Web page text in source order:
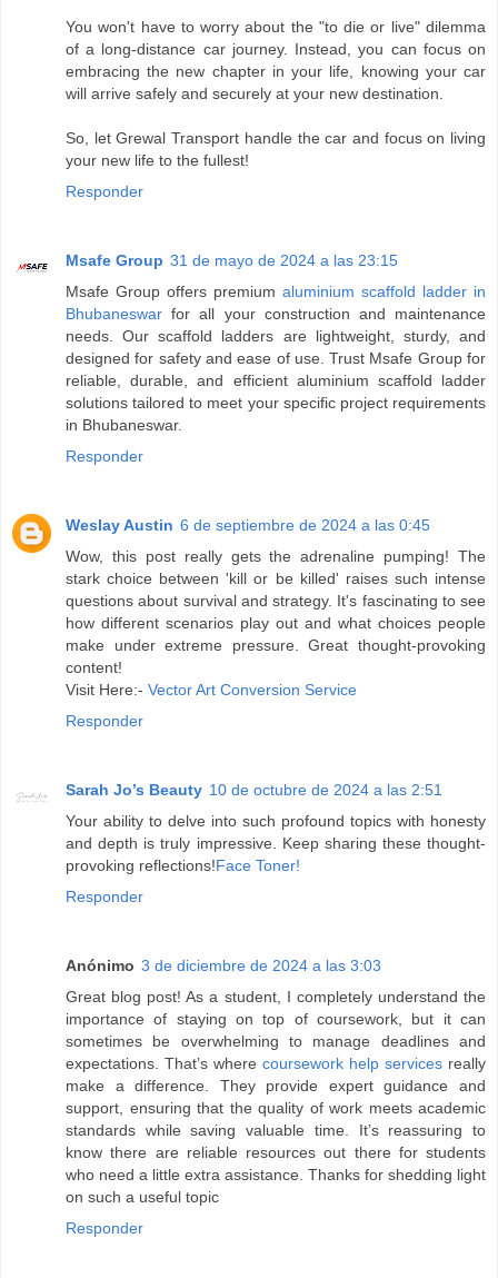
You won't have to worry about the "to die or live" dilemma
of a long-distance car journey. Instead, you can focus on
embracing the new chapter in your life, knowing your car
will arrive safely and securely at your new destination.
So, let Grewal Transport handle the car and focus on living
your new life to the fullest!
Responder
Msafe Group 31 de mayo de 2024 a las 23:15
Msafe Group offers premium aluminium scaffold ladder in
Bhubaneswar for all your construction and maintenance
needs. Our scaffold ladders are lightweight, sturdy, and
designed for safety and ease of use. Trust Msafe Group for
reliable, durable, and efficient aluminium scaffold ladder
solutions tailored to meet your specific project requirements
in Bhubaneswar.
Responder
Weslay Austin 6 de septiembre de 2024 a las 0:45
Wow, this post really gets the adrenaline pumping! The
stark choice between 'kill or be killed' raises such intense
questions about survival and strategy. It's fascinating to see
how different scenarios play out and what choices people
make under extreme pressure. Great thought-provoking
content!
Visit Here:- Vector Art Conversion Service
Responder
Sarah Jo’s Beauty 10 de octubre de 2024 a las 2:51
Your ability to delve into such profound topics with honesty
and depth is truly impressive. Keep sharing these thought-
provoking reflections!Face Toner!
Responder
Anónimo 3 de diciembre de 2024 a las 3:03
Great blog post! As a student, I completely understand the
importance of staying on top of coursework, but it can
sometimes be overwhelming to manage deadlines and
expectations. That’s where coursework help services really
make a difference. They provide expert guidance and
support, ensuring that the quality of work meets academic
standards while saving valuable time. It’s reassuring to
know there are reliable resources out there for students
who need a little extra assistance. Thanks for shedding light
on such a useful topic
Responder